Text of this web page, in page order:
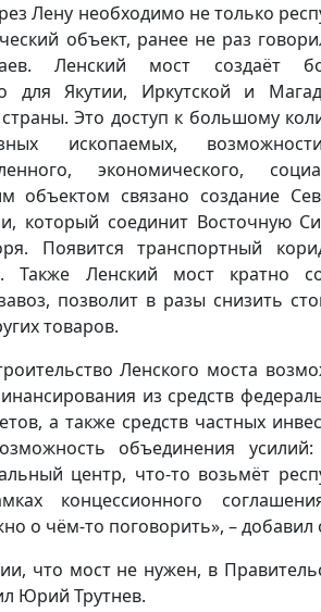
Лену необходимо не только
объект, ранее не раз
Ленский мост создаёт
для Якутии, Иркутской и
Это доступ к большому
ископаемых,
экономического,
объектом связано создание
который соединит Восточную
Появится транспортный
Также Ленский мост кратно
позволит в разы снизить
товаров.
Ленского моста
из средств
а также средств частных
объединения усилий:
центр, что-то возьмёт
концессионного
о чём-то поговорить», – добавил
что мост не нужен, в
Юрий Трутнев.